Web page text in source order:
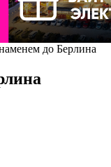
до Берлина